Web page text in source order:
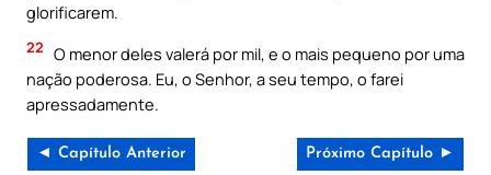
glorificarem.
22 O menor deles valerá por mil, e o mais pequeno por uma
nação poderosa. Eu, o Senhor, a seu tempo, o farei
apressadamente.
◄ Capítulo Anterior Próximo Capítulo ►